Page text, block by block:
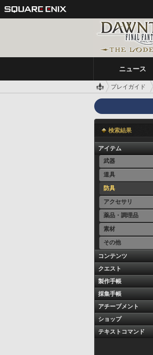
ニュース
プレイガイド
検索結果
アイテム
武器
道具
防具
アクセサリ
薬品・調理品
素材
その他
コンテンツ
クエスト
製作手帳
採集手帳
アチーブメント
ショップ
テキストコマンド